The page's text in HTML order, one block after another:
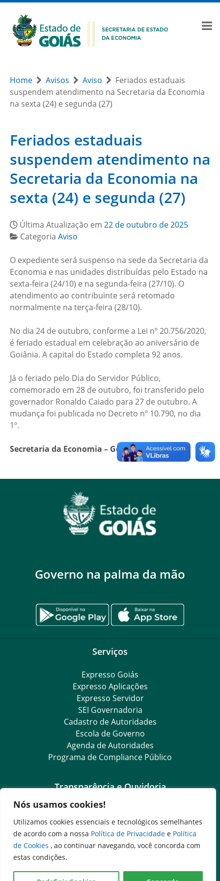
Nós usamos cookies!
Utilizamos cookies essenciais e tecnológicos semelhantes
de acordo com a nossa Política de Privacidade e Política
de Cookies , ao continuar navegando, você concorda com
estas condições.
Home Avisos Aviso
Feriados estaduais
suspendem atendimento na Secretaria da Economia
na sexta (24) e segunda (27)
Feriados estaduais
suspendem atendimento na
Secretaria da Economia na
sexta (24) e segunda (27)
Última Atualização em 22 de outubro de 2025
Categoria Aviso
O expediente será suspenso na sede da Secretaria da
Economia e nas unidades distribuídas pelo Estado na
sexta-feira (24/10) e na segunda-feira (27/10). O
atendimento ao contribuinte será retomado
normalmente na terça-feira (28/10).
No dia 24 de outubro, conforme a Lei nº 20.756/2020,
é feriado estadual em celebração ao aniversário de
Goiânia. A capital do Estado completa 92 anos.
Já o feriado pelo Dia do Servidor Público,
comemorado em 28 de outubro, foi transferido pelo
governador Ronaldo Caiado para 27 de outubro. A
mudança foi publicada no Decreto nº 10.790, no dia
1º.
Secretaria da Economia – Governo de Goiás
Governo na palma da mão
Serviços
Expresso Goiás
Expresso Aplicações
Expresso Servidor
SEI Governadoria
Cadastro de Autoridades
Escola de Governo
Agenda de Autoridades
Programa de Compliance Público
Transparência e Ouvidoria
LGPD
Goiás Transparência
Dados Abertos Goiás
SIC – Serviço de Informação ao Cidadão
e-SIC – Serviço Eletrônico de Informação ao Cidadão
Ouvidoria Setorial (Expresso)